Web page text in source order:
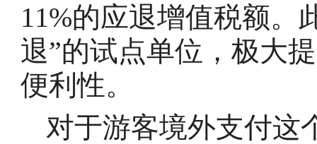
11%的应退增值税额。
退”的试点单位，极大
便利性。
对于游客境外支付这